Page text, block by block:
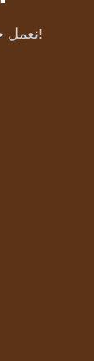
نعمل حاليًا على إطلاق موقعنا الجديد، تابعونا قريبًا!